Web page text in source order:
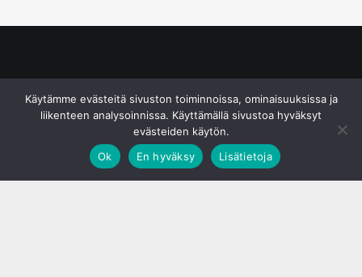
Käytämme evästeitä sivuston toiminnoissa, ominaisuuksissa ja
liikenteen analysoinnissa. Käyttämällä sivustoa hyväksyt
evästeiden käytön.
Ok
En hyväksy Lisätietoja